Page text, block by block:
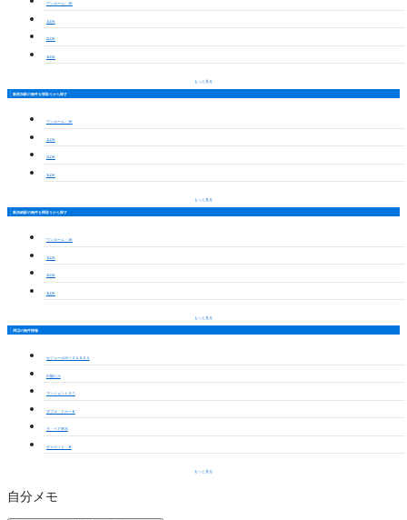
ワンルーム・1K
1LDK
2LDK
3LDK
もっと見る
新那加駅の物件を間取りから探す
ワンルーム・1K
1LDK
2LDK
3LDK
もっと見る
新加納駅の物件を間取りから探す
ワンルーム・1K
1LDK
2LDK
3LDK
もっと見る
周辺の物件情報
セジュールＭＩＺＵＮＯⅡ
白陽ビル
マンションＬＯＴ
ダブル・クルーＢ
ラ・ペア幸水
キャロット Ｂ
もっと見る
自分メモ